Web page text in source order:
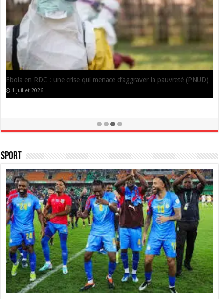
Santé : Un premier cas de la maladie à Virus Ebola enregistré en
France
24 juin 2026
Sport